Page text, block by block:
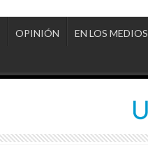
OPINIÓN EN LOS MEDIOS